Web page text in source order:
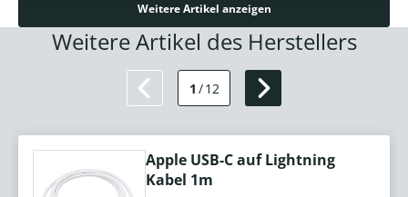
Weitere Artikel anzeigen
Weitere Artikel des Herstellers
1 /12
Apple USB-C auf Lightning
Kabel 1m